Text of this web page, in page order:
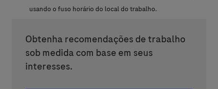
usando o fuso horário do local do trabalho.
Obtenha recomendações de trabalho
sob medida com base em seus
interesses.